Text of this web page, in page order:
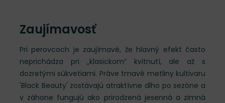
Zaujímavosť
Pri perovcoch je zaujímavé, že hlavný efekt často
neprichádza pri „klasickom“ kvitnutí, ale až s
dozretými súkvetiami. Práve tmavé metliny kultivaru
'Black Beauty' zostávajú atraktívne dlho po sezóne a
v záhone fungujú ako prirodzená jesenná a zimná